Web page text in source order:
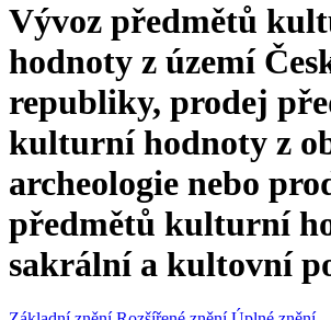
Vývoz předmětů
hodnoty z území
republiky, prodej
kulturní hodnoty z
archeologie nebo
předmětů kulturní
sakrální a kultovní